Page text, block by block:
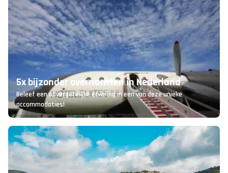
5x bijzonder overnachten in Nederland
Beleef een onvergetelijke ervaring in een van deze unieke
accommodaties!